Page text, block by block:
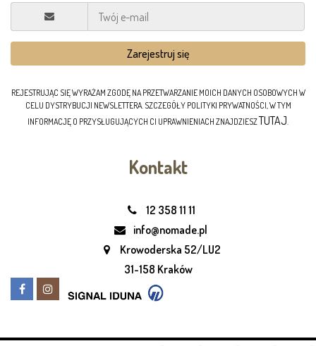
REJESTRUJĄC SIĘ WYRAŻAM ZGODĘ NA PRZETWARZANIE MOICH DANYCH OSOBOWYCH W
CELU DYSTRYBUCJI NEWSLETTERA. SZCZEGÓŁY POLITYKI PRYWATNOŚCI, W TYM
INFORMACJĘ O PRZYSŁUGUJĄCYCH CI UPRAWNIENIACH ZNAJDZIESZTUTAJ.
Kontakt
12 358 11 11
info@nomade.pl
Krowoderska 52/LU2
31-158 Kraków